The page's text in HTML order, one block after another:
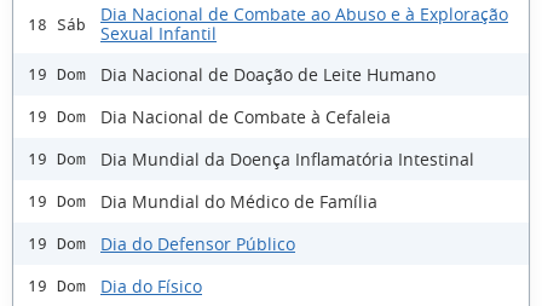
18 Sáb
Dia Nacional de Combate ao Abuso e à Exploração
Sexual Infantil
19 Dom Dia Nacional de Doação de Leite Humano
19 Dom Dia Nacional de Combate à Cefaleia
19 Dom Dia Mundial da Doença Inflamatória Intestinal
19 Dom Dia Mundial do Médico de Família
19 Dom Dia do Defensor Público
19 Dom Dia do Físico